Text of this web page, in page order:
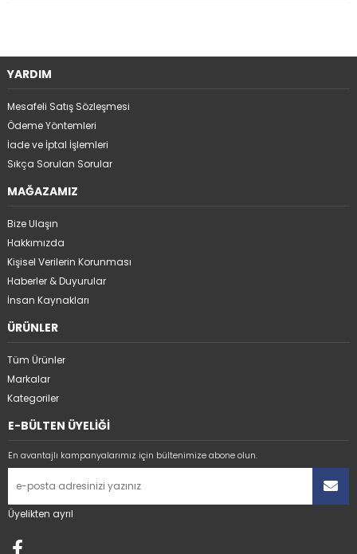
YARDIM
Mesafeli Satış Sözleşmesi
Ödeme Yöntemleri
İade ve İptal İşlemleri
Sıkça Sorulan Sorular
MAĞAZAMIZ
Bize Ulaşın
Hakkımızda
Kişisel Verilerin Korunması
Haberler & Duyurular
İnsan Kaynakları
ÜRÜNLER
Tüm Ürünler
Markalar
Kategoriler
E-BÜLTEN ÜYELİĞİ
En avantajlı kampanyalarımız için bültenimize abone olun.
Üyelikten ayrıl